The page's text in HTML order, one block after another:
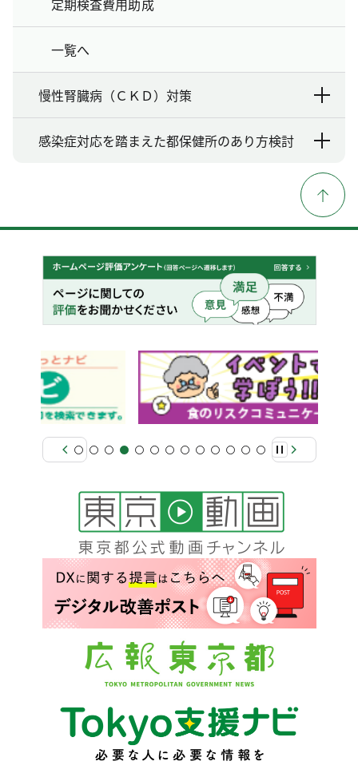
一覧へ
慢性腎臓病（ＣＫＤ）対策
感染症対応を踏まえた都保健所のあり方検討